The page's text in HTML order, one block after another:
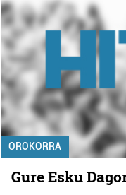
OROKORRA
Gure Esku